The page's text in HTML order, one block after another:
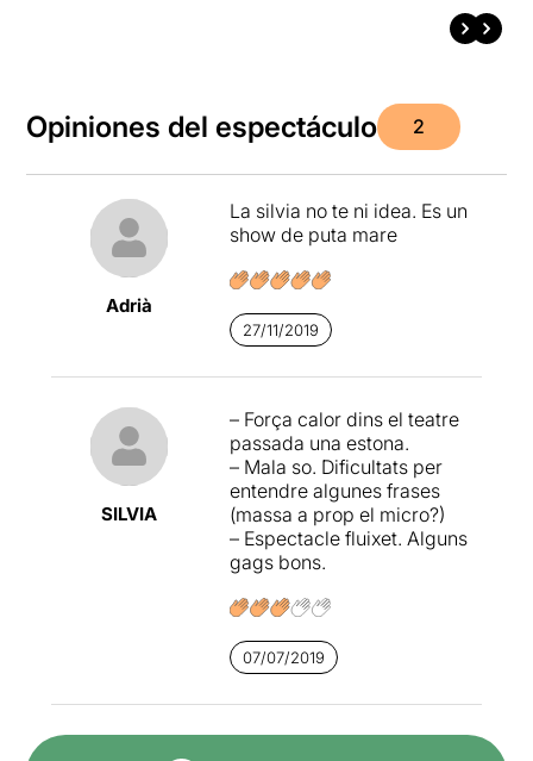
Opiniones del espectáculo 2
Adrià
La silvia no te ni idea. Es un
show de puta mare
27/11/2019
SILVIA
– Força calor dins el teatre
passada una estona.
– Mala so. Dificultats per
entendre algunes frases
(massa a prop el micro?)
– Espectacle fluixet. Alguns
gags bons.
07/07/2019